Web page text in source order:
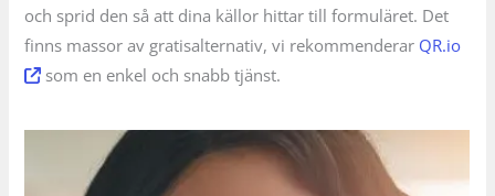
och sprid den så att dina källor hittar till formuläret. Det
finns massor av gratisalternativ, vi rekommenderar QR.io
som en enkel och snabb tjänst.